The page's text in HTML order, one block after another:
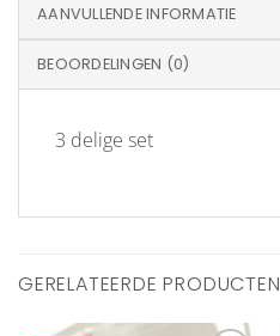
AANVULLENDE INFORMATIE
BEOORDELINGEN (0)
3 delige set
GERELATEERDE PRODUCTEN